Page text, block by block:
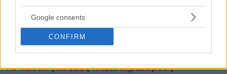
Google consents
CONFIRM
Τιμές πώλησης/ενοικίασης κατοικιών στην
τοπική αγορά
Τα πάντα για τους πλειστηριασμούς